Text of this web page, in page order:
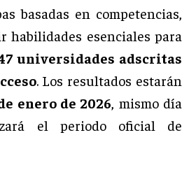
basadas en competencias,
habilidades esenciales para
universidades adscritas
. Los resultados estarán
enero de 2026 , mismo día
el periodo oficial de